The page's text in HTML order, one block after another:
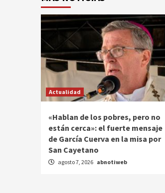
Actualidad
«Hablan de los pobres, pero no
están cerca»: el fuerte mensaje
de García Cuerva en la misa por
San Cayetano
agosto 7, 2026 abnotiweb